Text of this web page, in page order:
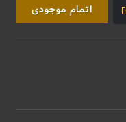
اتمام موجودی